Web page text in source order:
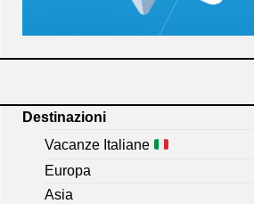
Destinazioni
Vacanze Italiane
Europa
Asia